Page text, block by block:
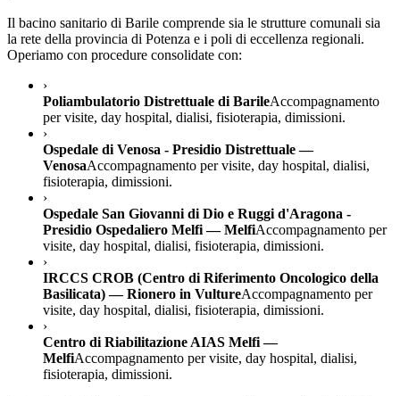
Il bacino sanitario di Barile comprende sia le strutture comunali sia
la rete della provincia di Potenza e i poli di eccellenza regionali.
Operiamo con procedure consolidate con:
›
Poliambulatorio Distrettuale di BarileAccompagnamento
per visite, day hospital, dialisi, fisioterapia, dimissioni.
›
Ospedale di Venosa - Presidio Distrettuale —
VenosaAccompagnamento per visite, day hospital, dialisi,
fisioterapia, dimissioni.
›
Ospedale San Giovanni di Dio e Ruggi d'Aragona -
Presidio Ospedaliero Melfi — MelfiAccompagnamento per
visite, day hospital, dialisi, fisioterapia, dimissioni.
›
IRCCS CROB (Centro di Riferimento Oncologico della
Basilicata) — Rionero in VultureAccompagnamento per
visite, day hospital, dialisi, fisioterapia, dimissioni.
›
Centro di Riabilitazione AIAS Melfi —
MelfiAccompagnamento per visite, day hospital, dialisi,
fisioterapia, dimissioni.